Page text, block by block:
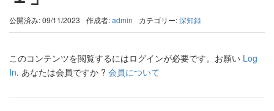
公開済み: 09/11/2023 作成者:admin カテゴリー:深知録
このコンテンツを閲覧するにはログインが必要です。お願い Log
In. あなたは会員ですか ? 会員について